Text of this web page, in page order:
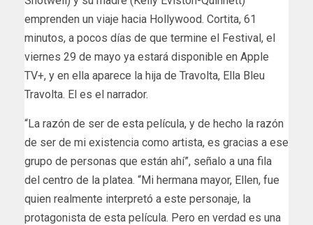
emprenden un viaje hacia Hollywood. Cortita, 61
minutos, a pocos días de que termine el Festival, el
viernes 29 de mayo ya estará disponible en Apple
TV+, y en ella aparece la hija de Travolta, Ella Bleu
Travolta. El es el narrador.
“La razón de ser de esta película, y de hecho la razón
de ser de mi existencia como artista, es gracias a ese
grupo de personas que están ahí”, señalo a una fila
del centro de la platea. “Mi hermana mayor, Ellen, fue
quien realmente interpretó a este personaje, la
protagonista de esta película. Pero en verdad es una